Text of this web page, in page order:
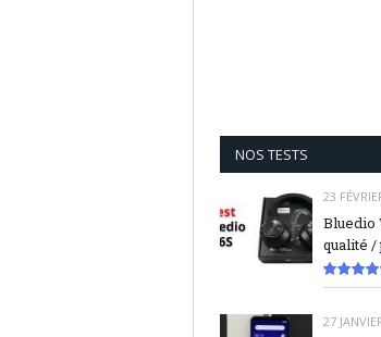
NOS TESTS
23
Bluedio
qualité
27